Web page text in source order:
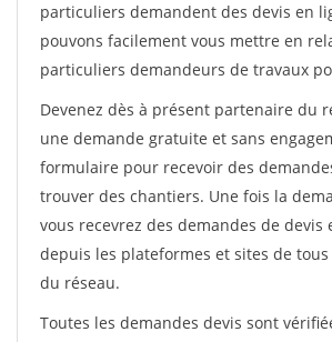
particuliers demandent des devis en
pouvons facilement vous mettre en
particuliers demandeurs de travaux
Devenez dès à présent partenaire du
une demande gratuite et sans
formulaire pour recevoir des
trouver des chantiers. Une fois la
vous recevrez des demandes de devis
depuis les plateformes et sites de
du réseau.
Toutes les demandes devis sont